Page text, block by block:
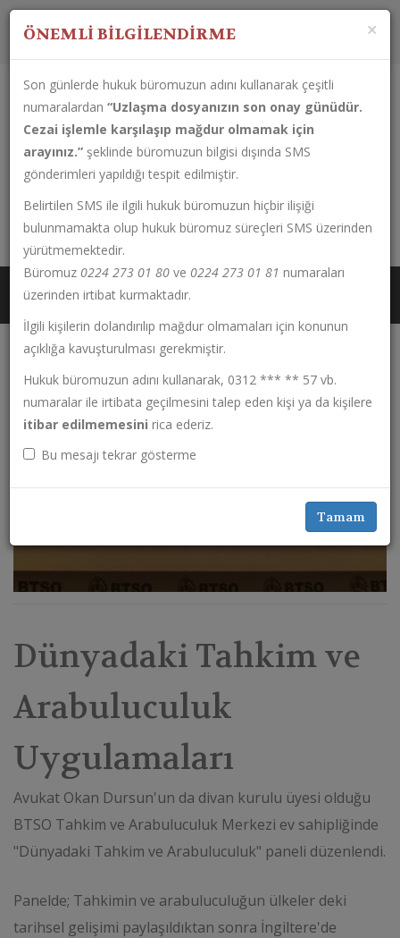
Çalışma Saatleri:Pazartesi-Cuma
0224 273 01 80
Çırpan Mahallesi Fahri Korutürk Caddesi No:133 Kat: 1 Daire:6
Dünyadaki Tahkim ve
Arabuluculuk
Uygulamaları
Avukat Okan Dursun'un da divan kurulu üyesi olduğu
BTSO Tahkim ve Arabuluculuk Merkezi ev sahipliğinde
"Dünyadaki Tahkim ve Arabuluculuk" paneli düzenlendi.
Panelde; Tahkimin ve arabuluculuğun ülkeler deki
tarihsel gelişimi paylaşıldıktan sonra İngiltere'de
×
ÖNEMLİ BİLGİLENDİRME
Son günlerde hukuk büromuzun adını kullanarak çeşitli
numaralardan “Uzlaşma dosyanızın son onay günüdür.
Cezai işlemle karşılaşıp mağdur olmamak için
arayınız.” şeklinde büromuzun bilgisi dışında SMS
gönderimleri yapıldığı tespit edilmiştir.
Belirtilen SMS ile ilgili hukuk büromuzun hiçbir ilişiği
bulunmamakta olup hukuk büromuz süreçleri SMS üzerinden
yürütmemektedir.
Büromuz 0224 273 01 80 ve 0224 273 01 81 numaraları
üzerinden irtibat kurmaktadır.
İlgili kişilerin dolandırılıp mağdur olmamaları için konunun
açıklığa kavuşturulması gerekmiştir.
Hukuk büromuzun adını kullanarak, 0312 *** ** 57 vb.
numaralar ile irtibata geçilmesini talep eden kişi ya da kişilere
itibar edilmemesini rica ederiz.
Bu mesajı tekrar gösterme
Tamam